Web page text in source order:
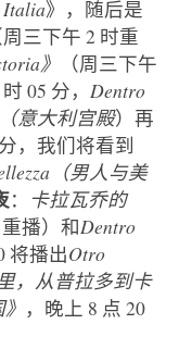
Italia》，随后是
三下午 2 时重
》
（周三下午
05 分， Dentro
意大利宫殿）再
，我们将看到
（男人与美
： 卡拉瓦乔的
播）和Dentro
将播出Otro
，从普拉多到卡
，晚上 8 点 20